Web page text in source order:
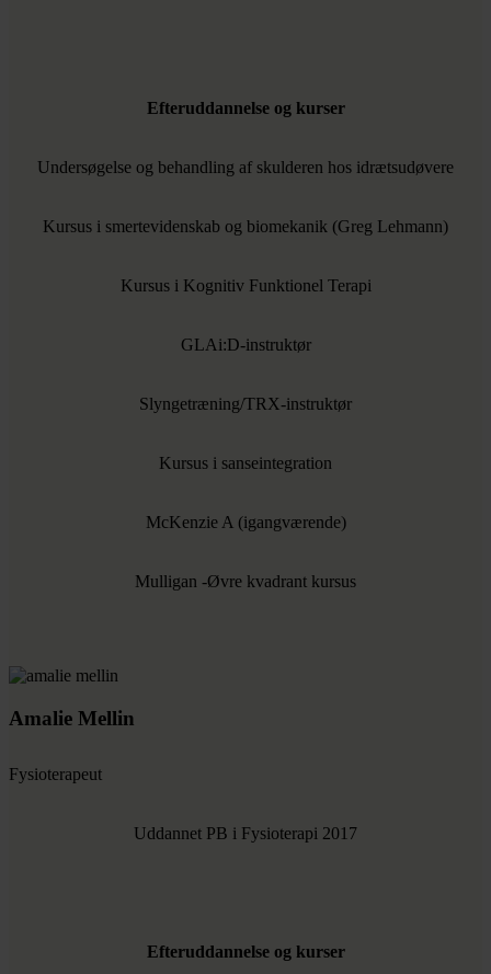
Efteruddannelse og kurser
Undersøgelse og behandling af skulderen hos idrætsudøvere
Kursus i smertevidenskab og biomekanik (Greg Lehmann)
Kursus i Kognitiv Funktionel Terapi
GLAi:D-instruktør
Slyngetræning/TRX-instruktør
Kursus i sanseintegration
McKenzie A (igangværende)
Mulligan -Øvre kvadrant kursus
Amalie Mellin
Fysioterapeut
Uddannet PB i Fysioterapi 2017
Efteruddannelse og kurser